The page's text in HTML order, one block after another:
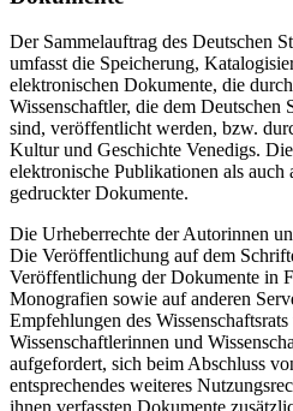
Der Sammelauftrag des Deutschen
umfasst die Speicherung,
elektronischen Dokumente, die
Wissenschaftler, die dem Deutschen
sind, veröffentlicht werden, bzw.
Kultur und Geschichte Venedigs.
elektronische Publikationen als auch
gedruckter Dokumente.
Die Urheberrechte der Autorinnen
Die Veröffentlichung auf dem
Veröffentlichung der Dokumente in
Monografien sowie auf anderen
Empfehlungen des
Wissenschaftlerinnen und
aufgefordert, sich beim Abschluss
entsprechendes weiteres